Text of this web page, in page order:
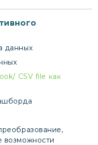
данных
CSV file как
возможности